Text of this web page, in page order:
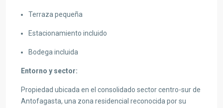
Terraza pequeña
Estacionamiento incluido
Bodega incluida
Entorno y sector:
Propiedad ubicada en el consolidado sector centro-sur de
Antofagasta, una zona residencial reconocida por su